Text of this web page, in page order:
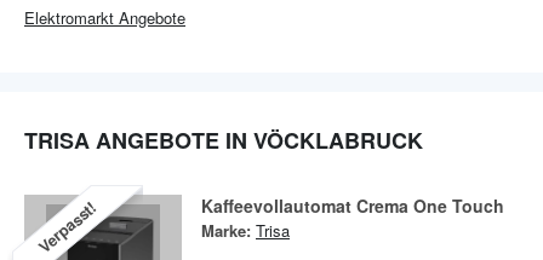
Elektromarkt Angebote
TRISA ANGEBOTE IN VÖCKLABRUCK
Verpasst! Kaffeevollautomat Crema One Touch
Marke: Trisa